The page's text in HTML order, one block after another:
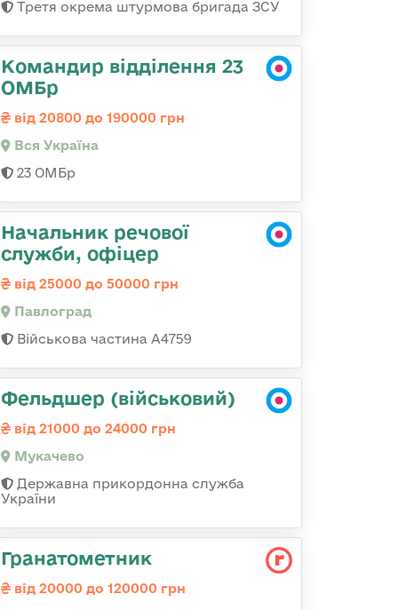
Третя окрема штурмова бригада ЗСУ
Командир відділення 23
ОМБр
від 20800 до 190000 грн
Вся Україна
23 ОМБр
Начальник речової
служби, офіцер
від 25000 до 50000 грн
Павлоград
Військова частина А4759
Фельдшер (військовий)
від 21000 до 24000 грн
Мукачево
Державна прикордонна служба
України
Гранатометник
від 20000 до 120000 грн